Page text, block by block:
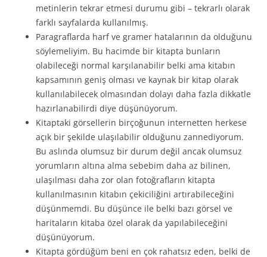
metinlerin tekrar etmesi durumu gibi – tekrarlı olarak
farklı sayfalarda kullanılmış.
Paragraflarda harf ve gramer hatalarının da olduğunu
söylemeliyim. Bu hacimde bir kitapta bunların
olabileceği normal karşılanabilir belki ama kitabın
kapsamının geniş olması ve kaynak bir kitap olarak
kullanılabilecek olmasından dolayı daha fazla dikkatle
hazırlanabilirdi diye düşünüyorum.
Kitaptaki görsellerin birçoğunun internetten herkese
açık bir şekilde ulaşılabilir olduğunu zannediyorum.
Bu aslında olumsuz bir durum değil ancak olumsuz
yorumların altına alma sebebim daha az bilinen,
ulaşılması daha zor olan fotoğrafların kitapta
kullanılmasının kitabın çekiciliğini artırabileceğini
düşünmemdi. Bu düşünce ile belki bazı görsel ve
haritaların kitaba özel olarak da yapılabileceğini
düşünüyorum.
Kitapta gördüğüm beni en çok rahatsız eden, belki de